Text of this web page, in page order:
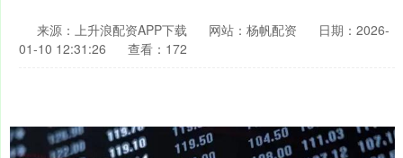
来源：上升浪配资APP下载 网站：杨帆配资
日期：2026-
01-10 12:31:26
查看：172